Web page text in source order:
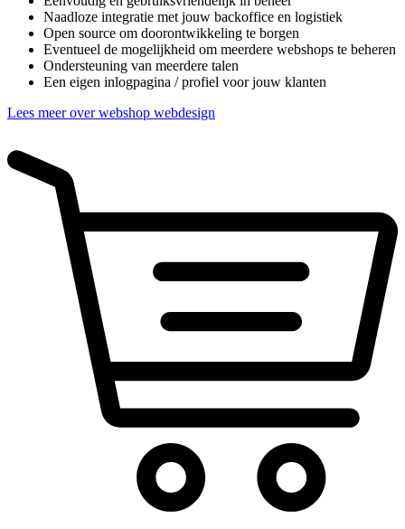
Naadloze integratie met jouw backoffice en logistiek
Open source om doorontwikkeling te borgen
Eventueel de mogelijkheid om meerdere webshops te beheren
Ondersteuning van meerdere talen
Een eigen inlogpagina / profiel voor jouw klanten
Lees meer over webshop webdesign